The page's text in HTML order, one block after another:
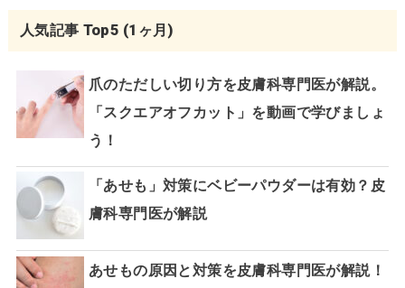
人気記事 Top5 (1ヶ月)
爪のただしい切り方を皮膚科専門医が解説。
「スクエアオフカット」を動画で学びましょ
う！
「あせも」対策にベビーパウダーは有効？皮
膚科専門医が解説
あせもの原因と対策を皮膚科専門医が解説！